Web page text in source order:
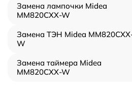
Замена лампочки Midea
MM820CXX-W
Замена ТЭН Midea
W
Замена таймера Midea
MM820CXX-W